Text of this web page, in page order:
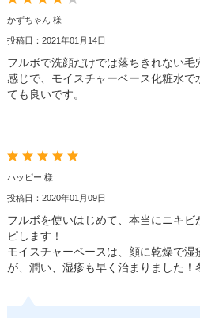
かずちゃん 様
投稿日：2021年01月14日
フルボで洗顔だけでは落ちきれない
感じで、モイスチャーベース化粧水で
ても良いです。
ハッピー 様
投稿日：2020年01月09日
フルボを使いはじめて、本当にニキビ
ピします！
モイスチャーベースは、顔に乾燥で
が、潤い、湿疹も早く治まりました！